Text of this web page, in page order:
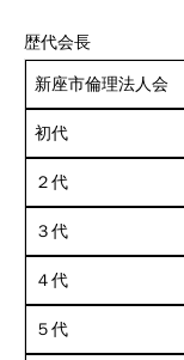
歴代会長
新座市倫理法人会
初代
２代
３代
４代
５代